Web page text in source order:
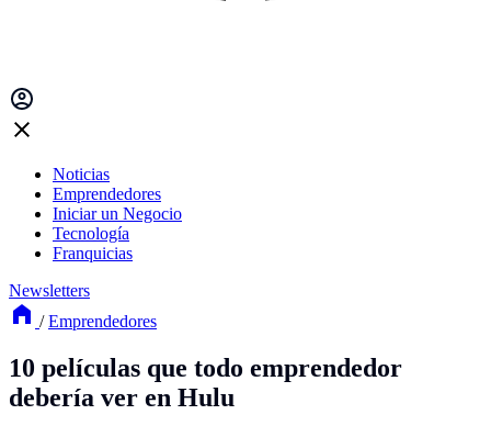
Noticias
Emprendedores
Iniciar un Negocio
Tecnología
Franquicias
Newsletters
/ Emprendedores
10 películas que todo emprendedor
debería ver en Hulu